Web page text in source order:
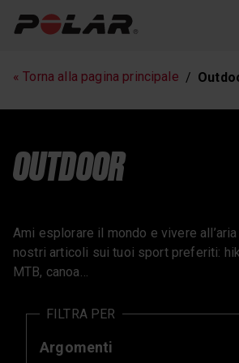
Frequenza cardiaca
Sonno e
Polar News
« Torna alla pagina principale
OUTDOOR
Ami esplorare il mondo e vivere
nostri articoli sui tuoi sport preferiti:
MTB, canoa…
FILTRA PER
Argomenti